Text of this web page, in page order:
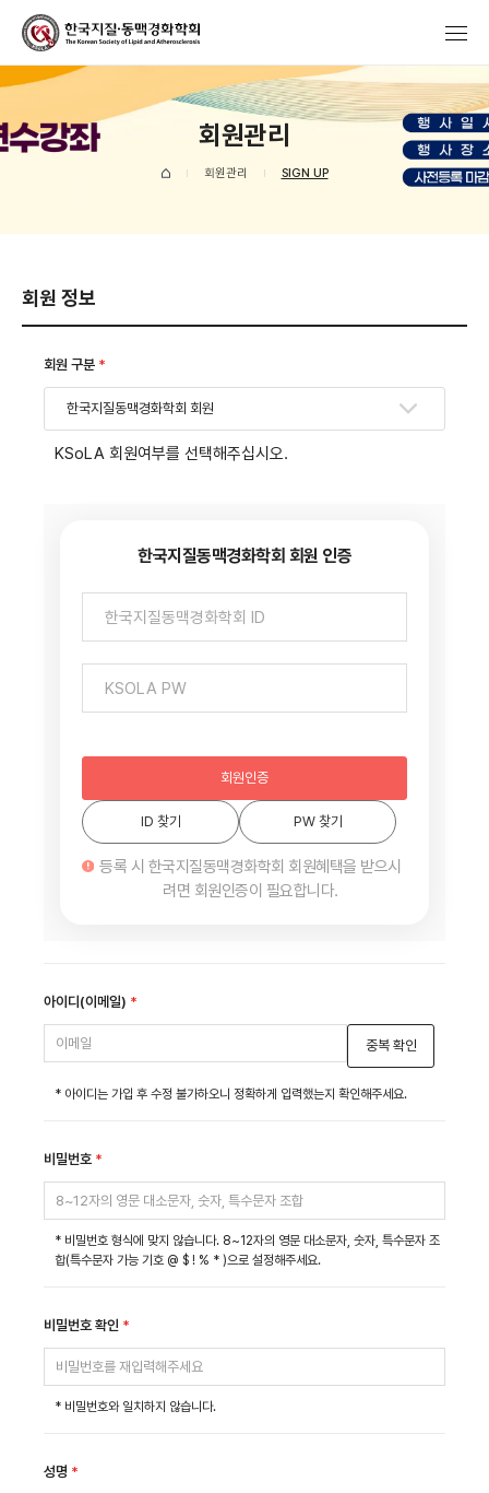
회원관리
회원관리 SIGN UP
회원 정보
회원 구분 *
한국지질동맥경화학회 회원
KSoLA 회원여부를 선택해주십시오.
한국지질동맥경화학회 회원 인증
회원인증
ID 찾기 PW 찾기
등록 시 한국지질동맥경화학회 회원혜택을 받으시
려면 회원인증이 필요합니다.
아이디(이메일) *
중복 확인
* 아이디는 가입 후 수정 불가하오니 정확하게 입력했는지 확인해주세요.
비밀번호 *
* 비밀번호 형식에 맞지 않습니다. 8~12자의 영문 대소문자, 숫자, 특수문자 조
합(특수문자 가능 기호 @ $ ! % * )으로 설정해주세요.
비밀번호 확인 *
* 비밀번호와 일치하지 않습니다.
성명 *